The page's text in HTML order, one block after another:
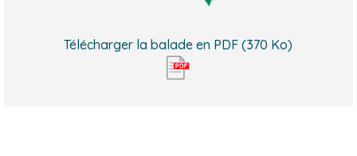
Télécharger la balade en PDF (370 Ko)